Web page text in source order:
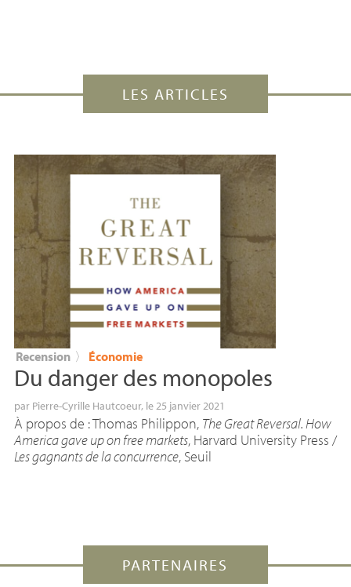
LES ARTICLES
Recension 〉 Économie
Du danger des monopoles
par Pierre-Cyrille Hautcoeur, le 25 janvier 2021
À propos de : Thomas Philippon, The Great Reversal. How
America gave up on free markets, Harvard University Press /
Les gagnants de la concurrence, Seuil
PARTENAIRES